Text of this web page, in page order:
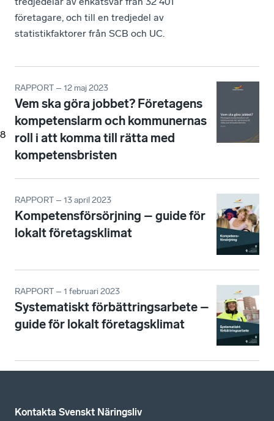
8
företagare, och till en tredjedel av
statistikfaktorer från SCB och UC.
RAPPORT – 12 maj 2023
Vem ska göra jobbet? Företagens
kompetenslarm och kommunernas
roll i att komma till rätta med
kompetensbristen
RAPPORT – 13 april 2023
Kompetensförsörjning – guide för
lokalt företagsklimat
RAPPORT – 1 februari 2023
Systematiskt förbättringsarbete –
guide för lokalt företagsklimat
Kontakta Svenskt Näringsliv